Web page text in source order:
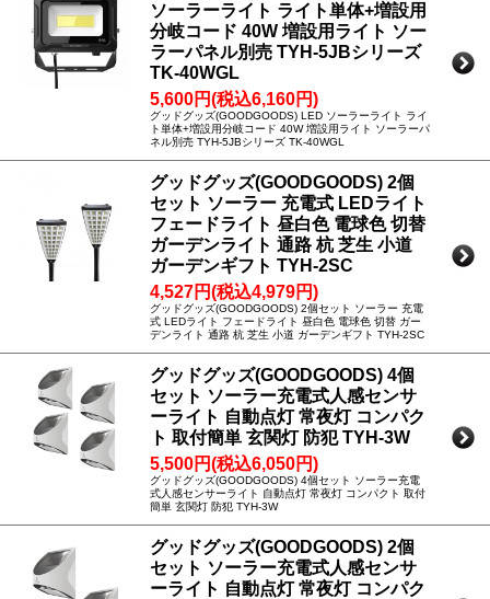
ソーラーライト ライト単体+増設用
分岐コード 40W 増設用ライト ソー
ラーパネル別売 TYH-5JBシリーズ
TK-40WGL
5,600円(税込6,160円)
グッドグッズ(GOODGOODS) LED ソーラーライト ライ
ト単体+増設用分岐コード 40W 増設用ライト ソーラーパ
ネル別売 TYH-5JBシリーズ TK-40WGL
グッドグッズ(GOODGOODS) 2個
セット ソーラー 充電式 LEDライト
フェードライト 昼白色 電球色 切替
ガーデンライト 通路 杭 芝生 小道
ガーデンギフト TYH-2SC
4,527円(税込4,979円)
グッドグッズ(GOODGOODS) 2個セット ソーラー 充電
式 LEDライト フェードライト 昼白色 電球色 切替 ガー
デンライト 通路 杭 芝生 小道 ガーデンギフト TYH-2SC
グッドグッズ(GOODGOODS) 4個
セット ソーラー充電式人感センサ
ーライト 自動点灯 常夜灯 コンパク
ト 取付簡単 玄関灯 防犯 TYH-3W
5,500円(税込6,050円)
グッドグッズ(GOODGOODS) 4個セット ソーラー充電
式人感センサーライト 自動点灯 常夜灯 コンパクト 取付
簡単 玄関灯 防犯 TYH-3W
グッドグッズ(GOODGOODS) 2個
セット ソーラー充電式人感センサ
ーライト 自動点灯 常夜灯 コンパク